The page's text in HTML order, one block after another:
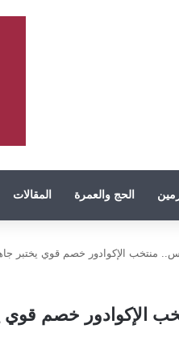
الحج والعمرة المقالات
منتخب الإكوادور خصم قوي يختبر
الإكوادور خصم قوي